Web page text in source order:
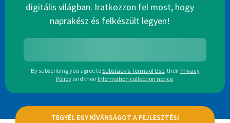
digitális világban. Iratkozzon fel most, hogy
naprakész és felkészült legyen!
By subscribing you agree toSubstack's Terms of Use, their Privacy
Policy and their Information collection notice.
TEGYÉL EGY KÍVÁNSÁGOT A FEJLESZTÉSI